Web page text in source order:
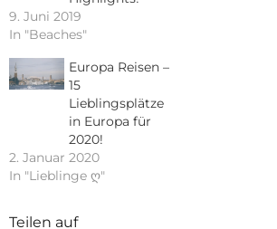
9. Juni 2019
In "Beaches"
Europa Reisen –
15
Lieblingsplätze
in Europa für
2020!
2. Januar 2020
In "Lieblinge ღ"
Teilen auf